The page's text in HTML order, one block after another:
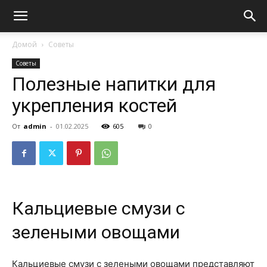
Домой Советы
Советы
Полезные напитки для
укрепления костей
От admin - 01.02.2025 605 0
Кальциевые смузи с
зелеными овощами
Кальциевые смузи с зелеными овощами представляют